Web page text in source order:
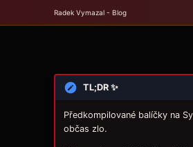
Radek Vymazal - Blog
TL;DR ✨
Předkompilované balíčky na
občas zlo.